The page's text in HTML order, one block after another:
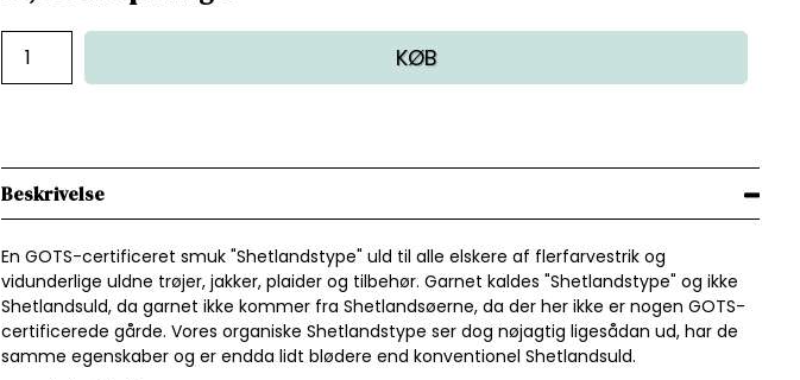
KØB
Beskrivelse
En GOTS-certificeret smuk "Shetlandstype" uld til alle elskere af flerfarvestrik og
vidunderlige uldne trøjer, jakker, plaider og tilbehør. Garnet kaldes "Shetlandstype" og ikke
Shetlandsuld, da garnet ikke kommer fra Shetlandsøerne, da der her ikke er nogen GOTS-
certificerede gårde. Vores organiske Shetlandstype ser dog nøjagtig ligesådan ud, har de
samme egenskaber og er endda lidt blødere end konventionel Shetlandsuld.